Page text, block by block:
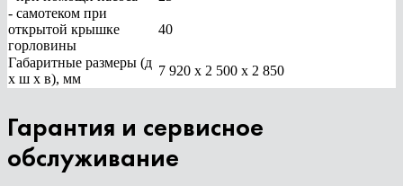
- самотеком при
открытой крышке
горловины
40
Габаритные размеры (д
х ш х в), мм
7 920 х 2 500 х 2 850
Гарантия и сервисное
обслуживание